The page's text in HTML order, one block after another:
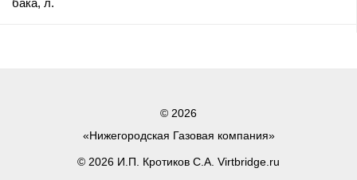
© 2026
«Нижегородская Газовая компания»
© 2026 И.П. Кротиков С.А. Virtbridge.ru